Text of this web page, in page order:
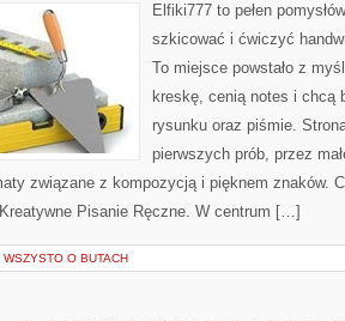
Elfiki777 to pełen
szkicować i ćwiczyć
To miejsce powstało z
kreskę, cenią notes i chcą
rysunku oraz piśmie.
pierwszych prób, przez
związane z kompozycją i pięknem znaków.
Pisanie Ręczne. W centrum […]
WSZYSTO O BUTACH